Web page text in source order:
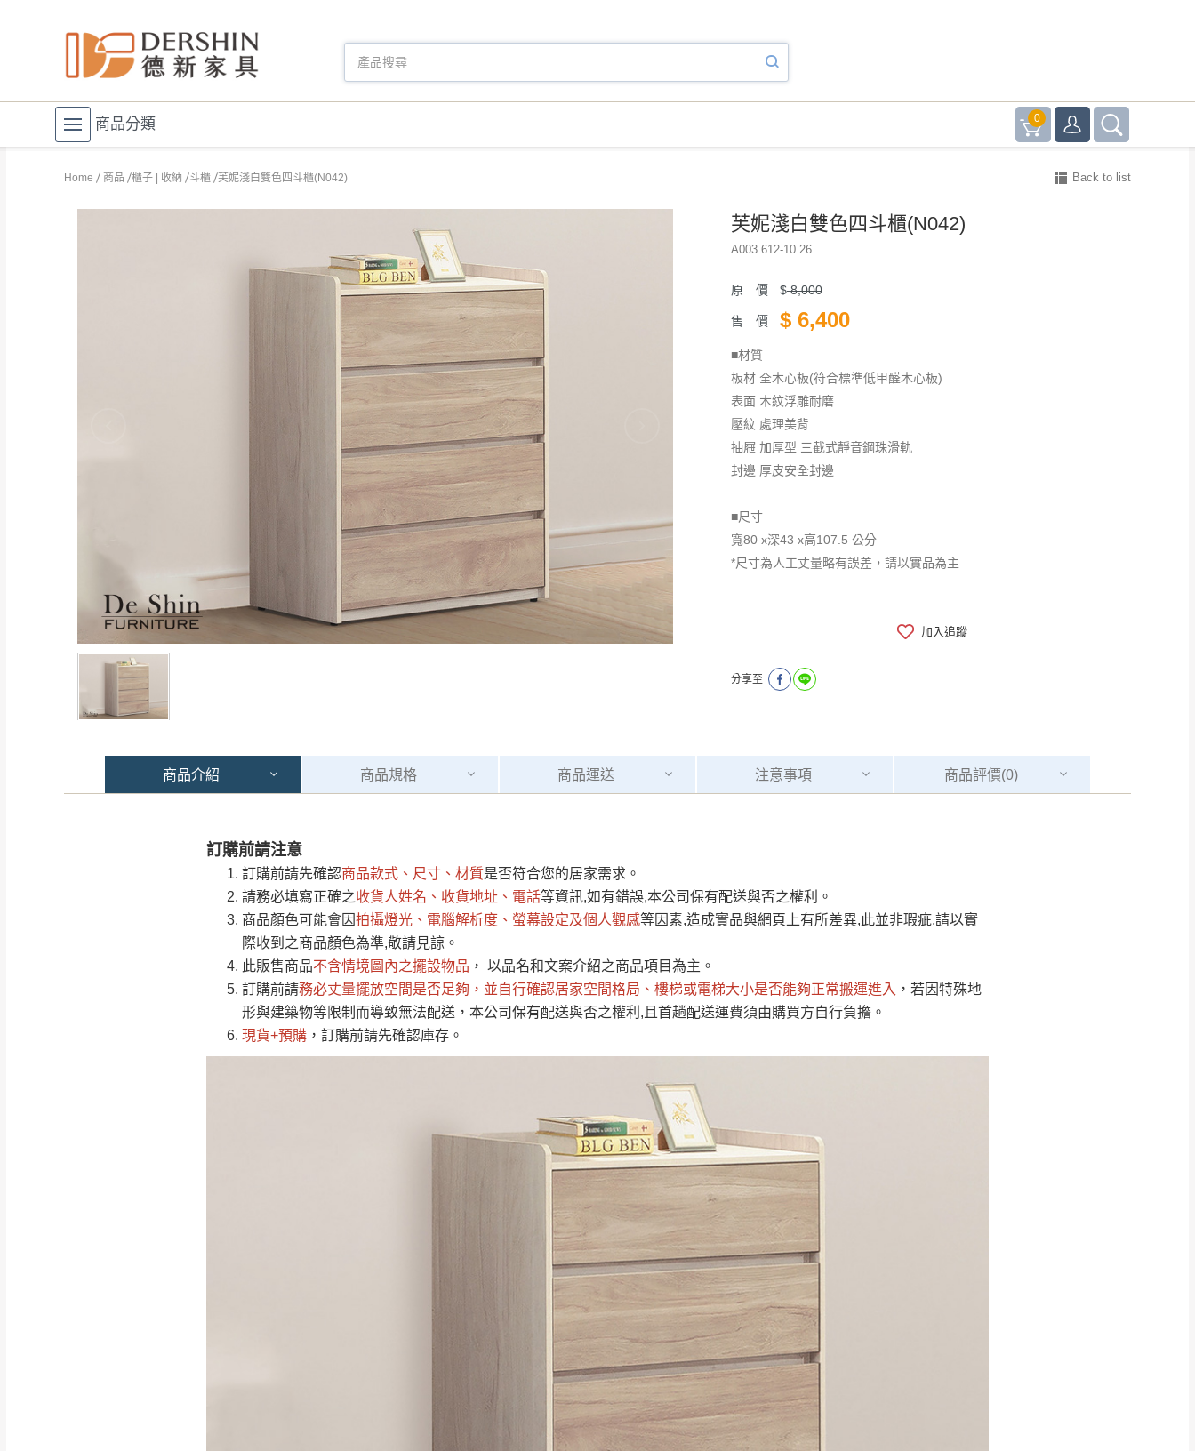
商品分類 0
Home 商品 櫃子 | 收納 斗櫃 芙妮淺白雙色四斗櫃(N042) Back to list
芙妮淺白雙色四斗櫃(N042)
A003.612-10.26
原 價 $8,000
售 價 $ 6,400
■材質
板材 全木心板(符合標準低甲醛木心板)
表面 木紋浮雕耐磨
壓紋 處理美背
抽屜 加厚型 三截式靜音鋼珠滑軌
封邊 厚皮安全封邊
■尺寸
寬80 x深43 x高107.5 公分
*尺寸為人工丈量略有誤差，請以實品為主
加入追蹤
分享至
商品介紹 商品規格 商品運送 注意事項 商品評價(0)
訂購前請注意
訂購前請先確認商品款式、尺寸、材質是否符合您的居家需求。
請務必填寫正確之收貨人姓名、收貨地址、電話等資訊,如有錯誤,本公司保有配送與否之權利。
商品顏色可能會因拍攝燈光、電腦解析度、螢幕設定及個人觀感等因素,造成實品與網頁上有所差異,此並非瑕疵,請以實
際收到之商品顏色為準,敬請見諒。
此販售商品不含情境圖內之擺設物品 ， 以品名和文案介紹之商品項目為主。
訂購前請務必丈量擺放空間是否足夠 ，並自行確認居家空間格局、 樓梯或電梯大小是否能夠正常搬運進入 ，若因特殊地
形與建築物等限制而導致無法配送，本公司保有配送與否之權利,且首趟配送運費須由購買方自行負擔。
現貨+預購 ，訂購前請先確認庫存。
運 費 說 明
運送地區
桃園
免 運 費
＊A108產品另收運費
復興鄉
峨眉鄉、五峰鄉、橫山、北埔鄉、尖石
門、林口 下福里、新店山區、三峽山區、
石碇、坪林、福隆、淡水山區、北投湖山
$ 9,000以上：免運費
$ 9,000以下：NT$500元
＊A108產品另收運費
$ 9,000以上：免運費
$ 9,000以下：NT$500元
＊A108產品另收運費
卓蘭鎮、三灣、通霄山區、西湖、泰安
鄉、大湖鄉、頭屋、獅潭鄉
注意事項：
由於品項繁多，網頁無法及時更新，如有需要購買商品，請於出發前來電或到「官方Line客服」來信確
認商品是否有「現貨」與 「金額」。
若商品價格或庫存有異常，商家有權取消訂單。
接單後二日內(不含例假日)，我們客服會與您電話聯絡或E-Mail通知確認訂單。
（線上客服 LINE → @dershin）
下單前先詢問是否現貨，若未詢問下單後無現貨我們客服會再來電或E-Mail與您聯絡
（洽詢方式請搜尋 Line ID →
苗栗至基隆；其它地區暫不開放，如因特殊地型限制(山區、鄉、鎮、村)、樓梯太小、無法搬運上樓等因
本公司保有出貨的權利。
保護物流人員的工作安全，賣家無提供吊掛服務，若需以吊車或其他的吊掛方式吊運，費用將由買方自
因大型傢俱有組裝、配送的問題，並非一般快速到貨商品，無法指定特定時間送達，司機當天到貨前皆
會再與您通知，讓你不用整天在家等貨，以節省您的寶貴時間。
由於百貨公司配送較為不易，故暫無法配送至百貨公司內部。
若您選擇三聯式或索取兩聯式發票，發票將於商品完成出貨15個工作天另行寄出，另外約加上2~7個工作天內
全部 依評論高至低排列 依評論低至高排列 只顯示附上圖片